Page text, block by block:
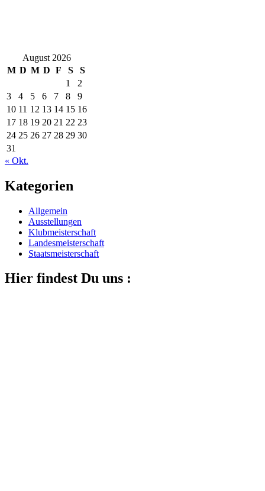
August 2026
M D M D F S
S
1
2
3
4 5 6 7 8
9
10 11 12 13 14 15 16
17 18 19 20 21 22 23
24 25 26 27 28 29 30
31
« Okt.
Kategorien
Allgemein
Ausstellungen
Klubmeisterschaft
Landesmeisterschaft
Staatsmeisterschaft
Hier findest Du uns :